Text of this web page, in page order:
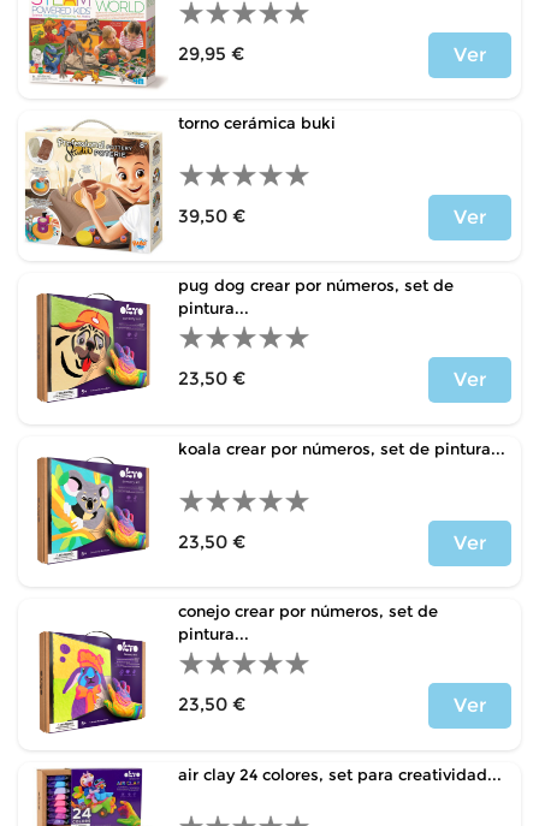
29,95 €
Ver
torno cerámica buki
39,50 €
Ver
pug dog crear por números, set de
pintura...
23,50 €
Ver
koala crear por números, set de pintura...
23,50 €
Ver
conejo crear por números, set de
pintura...
23,50 €
Ver
air clay 24 colores, set para creatividad...